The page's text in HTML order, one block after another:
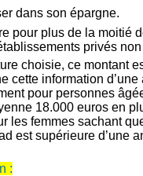
dans son épargne.
pour plus de la moitié
privés
choisie, ce montant
cette information
pour personnes
18.000 euros en
les femmes sachant
est supérieure d’une
: